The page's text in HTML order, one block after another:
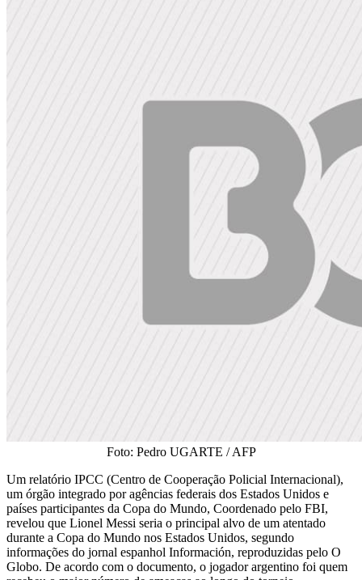
Foto: Pedro UGARTE / AFP
Um relatório IPCC (Centro de Cooperação Policial Internacional),
um órgão integrado por agências federais dos Estados Unidos e
países participantes da Copa do Mundo, Coordenado pelo FBI,
revelou que Lionel Messi seria o principal alvo de um atentado
durante a Copa do Mundo nos Estados Unidos, segundo
informações do jornal espanhol Información, reproduzidas pelo O
Globo. De acordo com o documento, o jogador argentino foi quem